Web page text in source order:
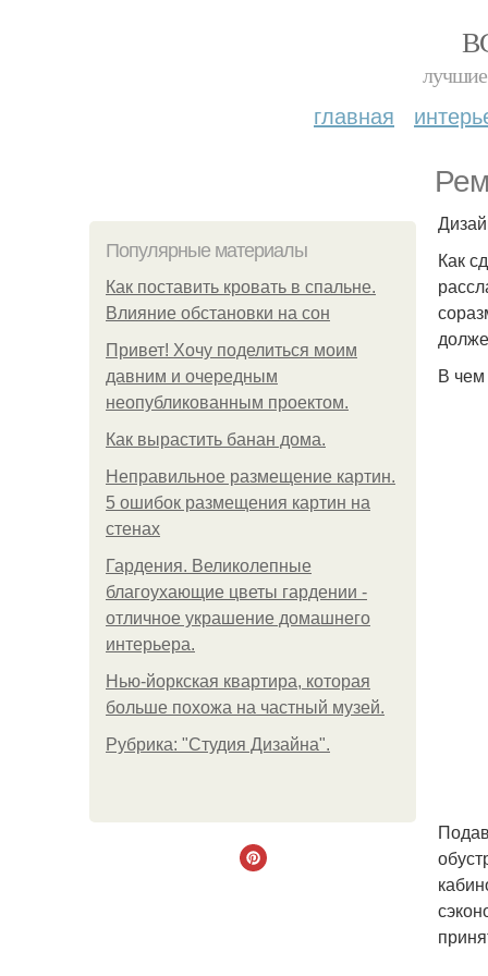
лучшие
главная
Популярные материалы
Как поставить кровать в спальне.
Влияние обстановки на сон
Привет! Хочу поделиться моим
давним и очередным
неопубликованным проектом.
Как вырастить банан дома.
Неправильное размещение картин.
5 ошибок размещения картин на
стенах
Гардения. Великолепные
благоухающие цветы гардении -
отличное украшение домашнего
интерьера.
Нью-йоркская квартира, которая
больше похожа на частный музей.
Рубрика: "Студия Дизайна".
Как
В